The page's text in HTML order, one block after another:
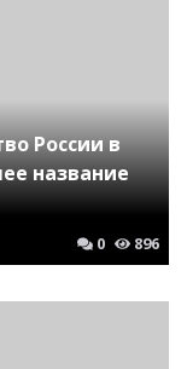
России в
название
0 896